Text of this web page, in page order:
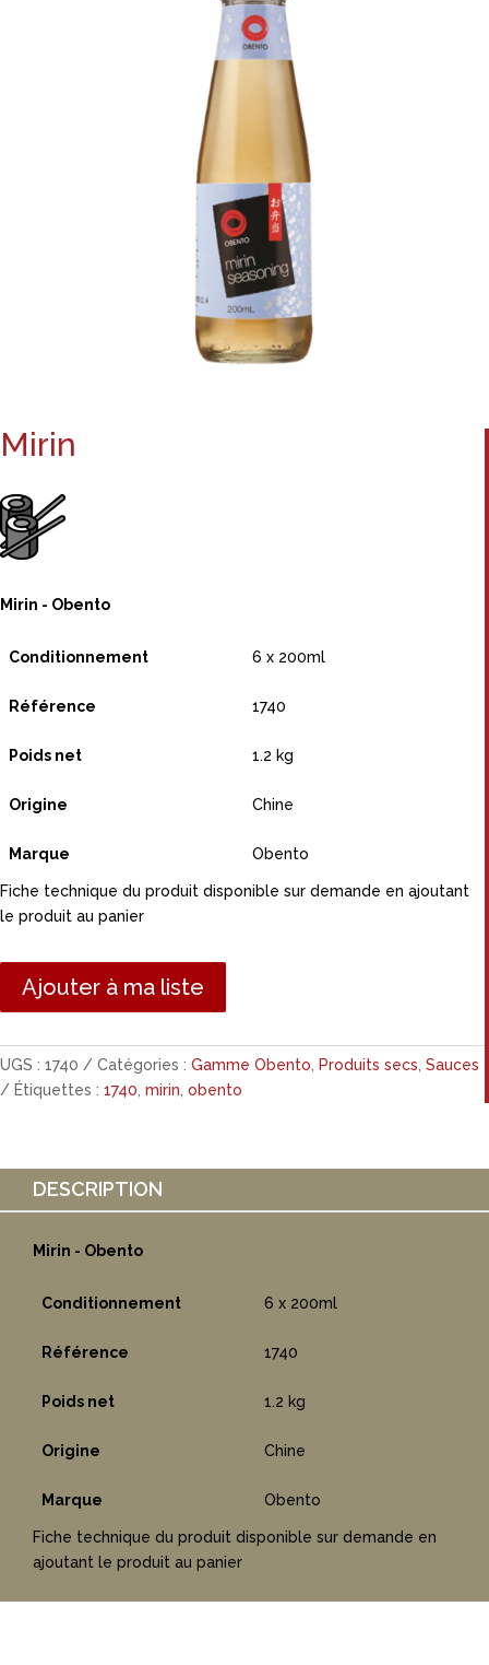
Mirin
Mirin - Obento
Conditionnement 6 x 200ml
Référence 1740
Poids net 1.2 kg
Origine Chine
Marque Obento
Fiche technique du produit disponible sur demande en ajoutant
le produit au panier
Ajouter à ma liste
UGS : 1740 Catégories : Gamme Obento Produits secs Sauces
Étiquettes : 1740 mirin obento
DESCRIPTION
Mirin - Obento
Conditionnement 6 x 200ml
Référence 1740
Poids net 1.2 kg
Origine Chine
Marque Obento
Fiche technique du produit disponible sur demande en
ajoutant le produit au panier